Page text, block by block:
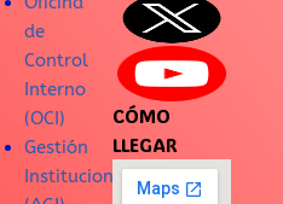
de
Control
Interno
(OCI)
Gestión
Institucional
CÓMO
LLEGAR